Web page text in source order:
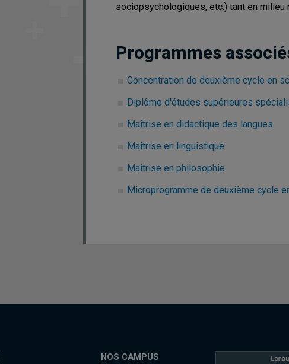
sociopsychologiques, etc.) tant en milieu
Programmes
Concentration de deuxième cycle en
Diplôme d'études supérieures
Maîtrise en didactique des langues
Maîtrise en linguistique
Maîtrise en philosophie
Microprogramme de deuxième cycle
NOS CAMPUS